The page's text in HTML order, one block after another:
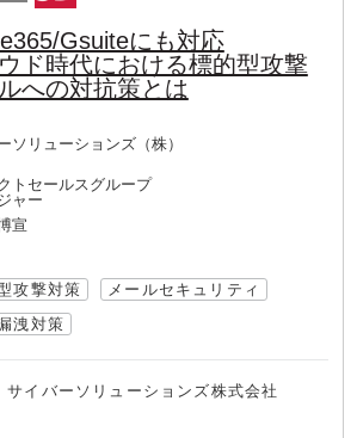
Gsuiteにも対応
ド時代における標的型攻撃
への対抗策とは
ソリューションズ（株）
トセールスグループ
ャー
宣
攻撃対策
メールセキュリティ
洩対策
サイバーソリューションズ株式会社